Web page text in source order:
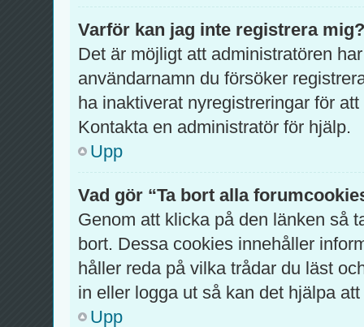
Varför kan jag inte registrera mig?
Det är möjligt att administratören
användarnamn du försöker
ha inaktiverat nyregistreringar för
Kontakta en administratör för hjälp.
Upp
Vad gör “Ta bort alla
Genom att klicka på den länken så
bort. Dessa cookies innehåller
håller reda på vilka trådar du läst
in eller logga ut så kan det hjälpa
Upp